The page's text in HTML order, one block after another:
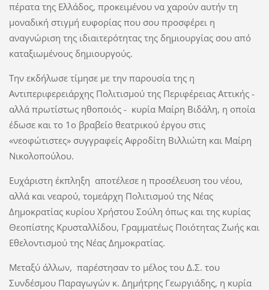
πέρατα της Ελλάδος, προκειμένου να χαρούν αυτήν τη
μοναδική στιγμή ευφορίας που σου προσφέρει η
αναγνώριση της ιδιαιτερότητας της δημιουργίας σου από
καταξιωμένους δημιουργούς.
Την εκδήλωσε τίμησε με την παρουσία της η
Αντιπεριφερειάρχης Πολιτισμού της Περιφέρειας Αττικής -
αλλά πρωτίστως ηθοποιός - κυρία Μαίρη Βιδάλη, η οποία
έδωσε και το 1ο βραβείο θεατρικού έργου στις
«νεοφώτιστες» συγγραφείς Αφροδίτη Βιλλιώτη και Μαίρη
Νικολοπούλου.
Ευχάριστη έκπληξη αποτέλεσε η προσέλευση του νέου,
αλλά και νεαρού, τομεάρχη Πολιτισμού της Νέας
Δημοκρατίας κυρίου Χρήστου Σούλη όπως και της κυρίας
Θεοπίστης Κρυσταλλίδου, Γραμματέως Ποιότητας Ζωής και
Εθελοντισμού της Νέας Δημοκρατίας.
Μεταξύ άλλων, παρέστησαν το μέλος του Δ.Σ. του
Συνδέσμου Παραγωγών κ. Δημήτρης Γεωργιάδης, η κυρία